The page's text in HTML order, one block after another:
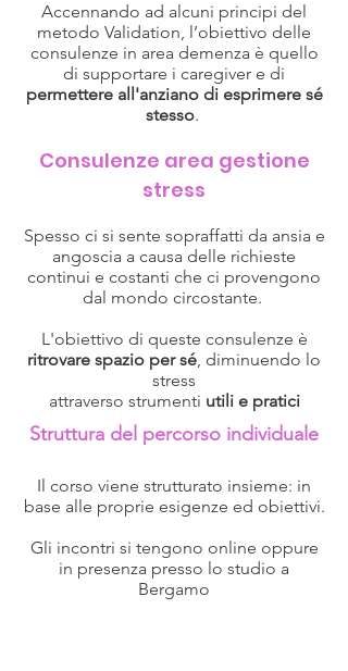
Accennando ad alcuni principi del
metodo Validation, l’obiettivo delle
consulenze in area demenza è quello
di supportare i caregiver e di
permettere all'anziano di esprimere sé
stesso.
Consulenze area gestione
stress
Spesso ci si sente sopraffatti da ansia e
angoscia a causa delle richieste
continui e costanti che ci provengono
dal mondo circostante.
L'obiettivo di queste consulenze è
ritrovare spazio per sé, diminuendo lo
stress
attraverso strumenti utili e pratici
Struttura del percorso individuale
Il corso viene strutturato insieme: in
base alle proprie esigenze ed obiettivi.
Gli incontri si tengono online oppure
in presenza presso lo studio a
Bergamo